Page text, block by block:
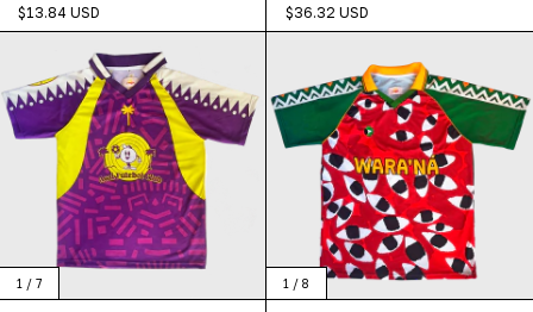
$13.84 USD $36.32 USD
1 / 7 1 / 8